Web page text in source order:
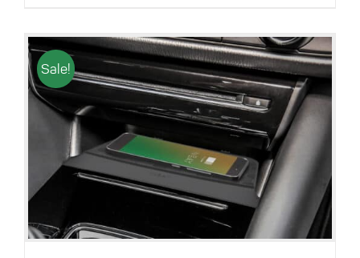
116,99 €93,59 €.
Sale!
Dieses
Produkt
weist
mehrere
Varianten
Die
Details